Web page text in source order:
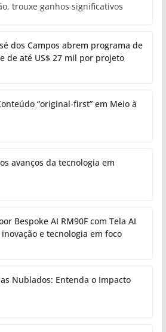
trouxe ganhos significativos
dos Campos abrem programa de
de até US$ 27 mil por projeto
“original-first” em Meio à
avanços da tecnologia em
Bespoke AI RM90F com Tela AI
e tecnologia em foco
Nublados: Entenda o Impacto